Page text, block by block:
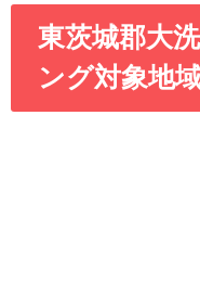
東茨城郡大
ング対象地